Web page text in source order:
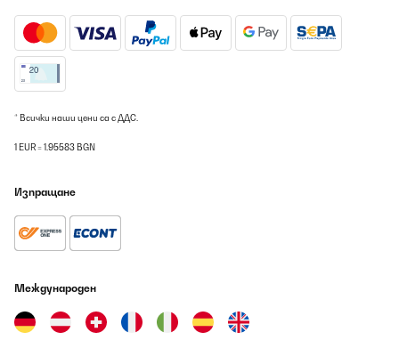
* Всички наши цени са с ДДС.
1 EUR = 1.95583 BGN
Изпращане
Международен